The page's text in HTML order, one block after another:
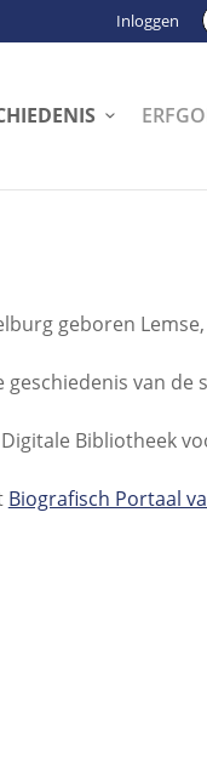
Inloggen
geboren Lemse,
van de
Bibliotheek
Biografisch Portaal